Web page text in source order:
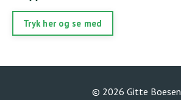
Tryk her og se med
© 2026 Gitte Boesen